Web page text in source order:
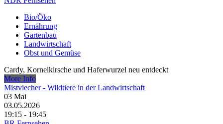
Bio/Öko
Ernährung
Gartenbau
Landwirtschaft
Obst und Gemüse
Cardy, Kornelkirsche und Haferwurzel neu entdeckt
More Info
Mistviecher - Wildtiere in der Landwirtschaft
03 Mai
03.05.2026
19:15 - 19:45